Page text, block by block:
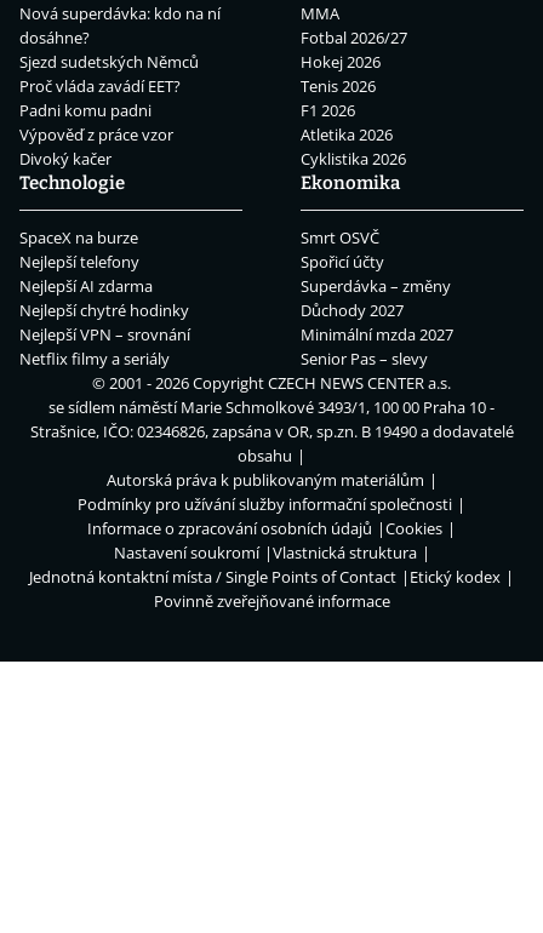
Nová superdávka: kdo na ní
dosáhne?
Sjezd sudetských Němců
Proč vláda zavádí EET?
Padni komu padni
Výpověď z práce vzor
Divoký kačer
MMA
Fotbal 2026/27
Hokej 2026
Tenis 2026
F1 2026
Atletika 2026
Cyklistika 2026
Technologie
SpaceX na burze
Nejlepší telefony
Nejlepší AI zdarma
Nejlepší chytré hodinky
Nejlepší VPN – srovnání
Netflix filmy a seriály
Ekonomika
Smrt OSVČ
Spořicí účty
Superdávka – změny
Důchody 2027
Minimální mzda 2027
Senior Pas – slevy
© 2001 - 2026 CopyrightCZECH NEWS CENTER a.s.
se sídlem náměstí Marie Schmolkové 3493/1, 100 00 Praha 10 -
Strašnice, IČO: 02346826, zapsána v OR, sp.zn. B 19490 a dodavatelé
obsahu
Autorská práva k publikovaným materiálům
Podmínky pro užívání služby informační společnosti
Informace o zpracování osobních údajů
Cookies
Nastavení soukromí
Vlastnická struktura
Jednotná kontaktní místa / Single Points of Contact
Etický kodex
Povinně zveřejňované informace